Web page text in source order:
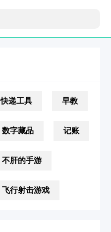
快递工具 早教
数字藏品 记账
不肝的手游
飞行射击游戏